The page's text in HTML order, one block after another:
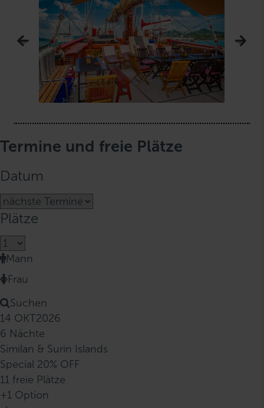
Termine und freie Plätze
Datum
Plätze
Mann
Frau
Suchen
14 OKT2026
6 Nächte
Similan & Surin Islands
Special 20% OFF
11 freie Plätze
+1 Option